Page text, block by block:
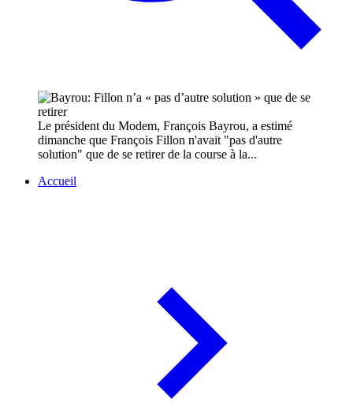
Le président du Modem, François Bayrou, a estimé
dimanche que François Fillon n'avait "pas d'autre
solution" que de se retirer de la course à la...
Accueil